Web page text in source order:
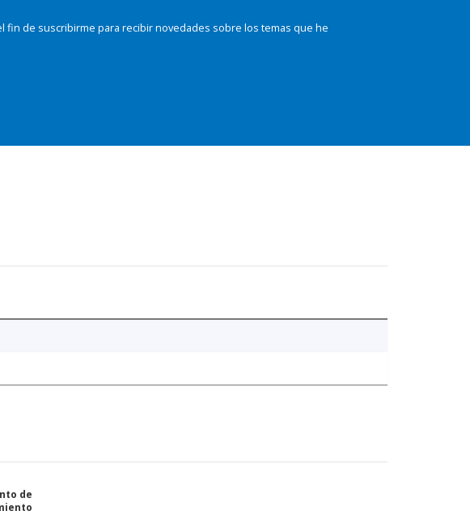
de suscribirme para recibir novedades sobre los temas que he
de